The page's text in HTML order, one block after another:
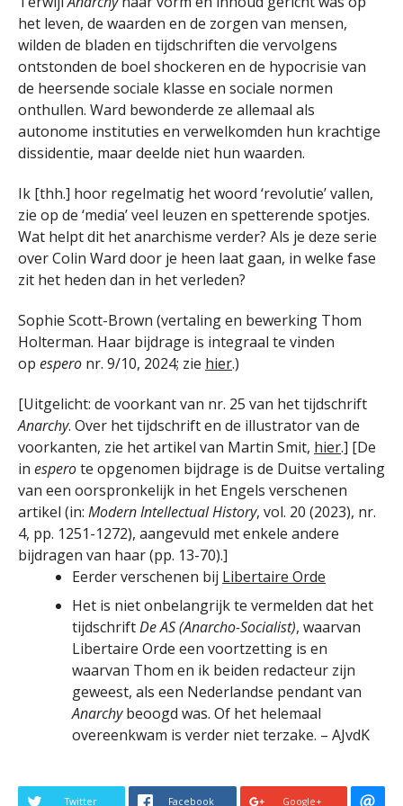
het leven, de waarden en de zorgen van mensen,
wilden de bladen en tijdschriften die vervolgens
ontstonden de boel shockeren en de hypocrisie van
de heersende sociale klasse en sociale normen
onthullen. Ward bewonderde ze allemaal als
autonome instituties en verwelkomden hun krachtige
dissidentie, maar deelde niet hun waarden.
Ik [thh.] hoor regelmatig het woord ‘revolutie’ vallen,
zie op de ‘media’ veel leuzen en spetterende spotjes.
Wat helpt dit het anarchisme verder? Als je deze serie
over Colin Ward door je heen laat gaan, in welke fase
zit het heden dan in het verleden?
Sophie Scott-Brown (vertaling en bewerking Thom
Holterman. Haar bijdrage is integraal te vinden
op espero nr. 9/10, 2024; zie hier.)
[Uitgelicht: de voorkant van nr. 25 van het tijdschrift
Anarchy. Over het tijdschrift en de illustrator van de
voorkanten, zie het artikel van Martin Smit, hier.] [De
in esperote opgenomen bijdrage is de Duitse vertaling
van een oorspronkelijk in het Engels verschenen
artikel (in: Modern Intellectual History, vol. 20 (2023), nr.
4, pp. 1251-1272), aangevuld met enkele andere
bijdragen van haar (pp. 13-70).]
Eerder verschenen bij Libertaire Orde
Het is niet onbelangrijk te vermelden dat het
tijdschriftDe AS (Anarcho-Socialist), waarvan
Libertaire Orde een voortzetting is en
waarvan Thom en ik beiden redacteur zijn
geweest, als een Nederlandse pendant van
Anarchybeoogd was. Of het helemaal
overeenkwam is verder niet terzake. – AJvdK
Twitter Facebook Google+